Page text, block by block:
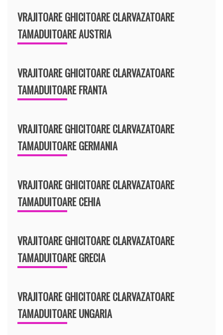
VRAJITOARE GHICITOARE CLARVAZATOARE
TAMADUITOARE AUSTRIA
VRAJITOARE GHICITOARE CLARVAZATOARE
TAMADUITOARE FRANTA
VRAJITOARE GHICITOARE CLARVAZATOARE
TAMADUITOARE GERMANIA
VRAJITOARE GHICITOARE CLARVAZATOARE
TAMADUITOARE CEHIA
VRAJITOARE GHICITOARE CLARVAZATOARE
TAMADUITOARE GRECIA
VRAJITOARE GHICITOARE CLARVAZATOARE
TAMADUITOARE UNGARIA